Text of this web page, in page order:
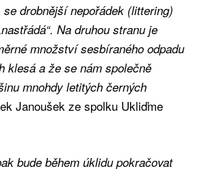
drobnější nepořádek (littering)
Na druhou stranu je
množství sesbíraného odpadu
klesá a že se nám společně
mnohdy letitých černých
Janoušek ze spolku Ukliďme
bude během úklidu pokračovat